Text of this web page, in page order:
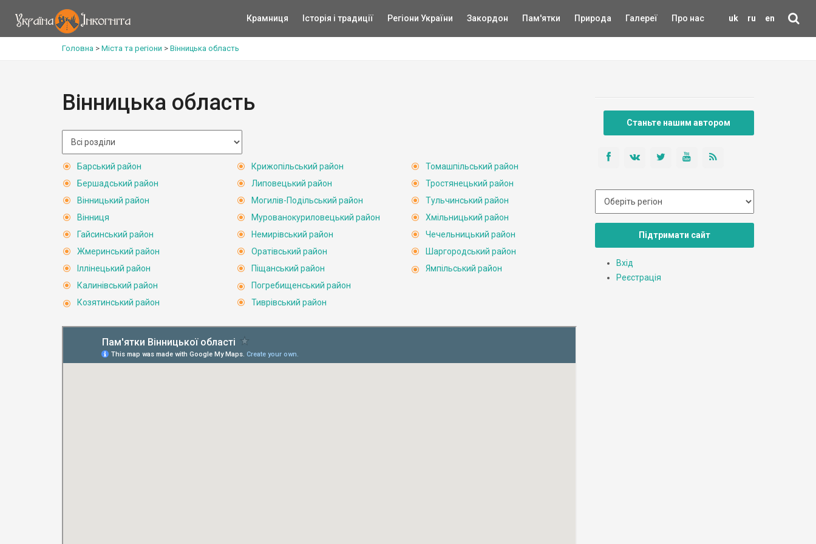
uk ru en
Крамниця Історія і традиції Регіони України Закордон Пам'ятки Природа Галереї Про нас
Головна > Міста та регіони > Вінницька область
Вінницька область
Барський район
Бершадський район
Вінницький район
Вінниця
Гайсинський район
Жмеринський район
Іллінецький район
Калинівський район
Козятинський район
Крижопільський район
Липовецький район
Могилів-Подільський район
Мурованокуриловецький район
Немирівський район
Оратівський район
Піщанський район
Погребищенський район
Тиврівський район
Томашпільський район
Тростянецький район
Тульчинський район
Хмільницький район
Чечельницький район
Шаргородський район
Ямпільський район
Станьте нашим автором
Підтримати сайт
Вхід
Реєстрація